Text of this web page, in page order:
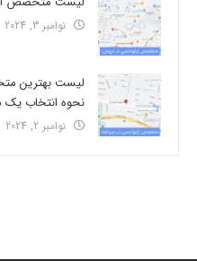
نوامبر 3, 2024
لیست بهترین
نحوه انتخاب
نوامبر 2, 2024